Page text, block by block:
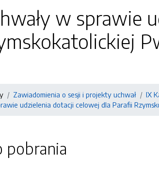
w sprawie
Zawiadomienia o sesji i projekty uchwał IX
udzielenia dotacji celowej dla Parafii
pobrania